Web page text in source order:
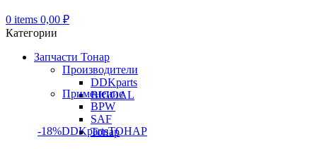
0 items 0,00 ₽
Категории
Запчасти Тонар
Производители
DDKparts
BIGOAL
Применение
BPW
SAF
Тонар
-18%DDKpartsТОНАР